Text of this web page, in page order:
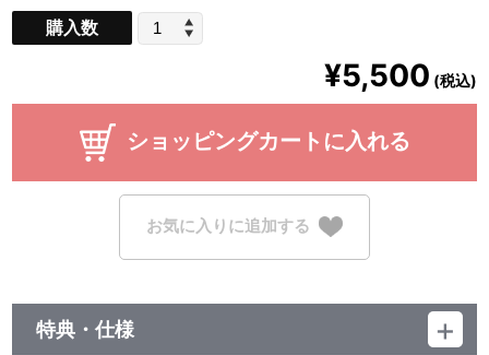
購入数
¥5,500 (税込)
ショッピングカートに入れる
お気に入りに追加する
特典・仕様